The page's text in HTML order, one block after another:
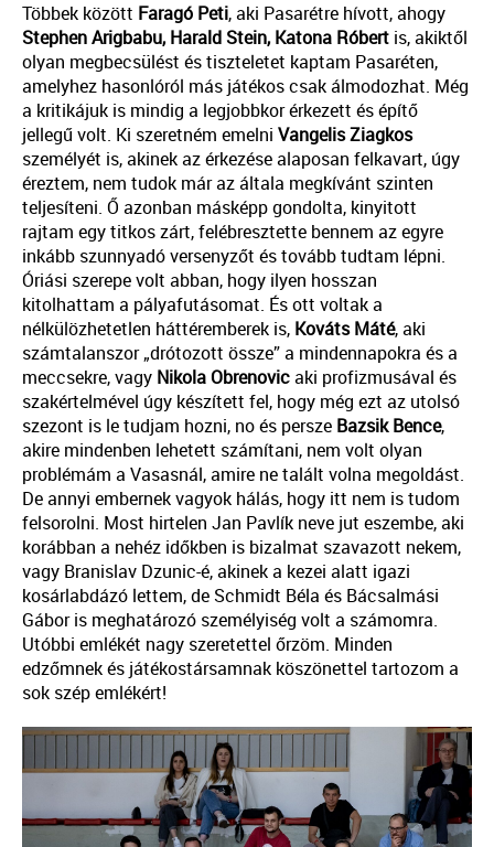
Többek között Faragó Peti, aki Pasarétre hívott, ahogy
Stephen Arigbabu, Harald Stein, Katona Róbert is, akiktől
olyan megbecsülést és tiszteletet kaptam Pasaréten,
amelyhez hasonlóról más játékos csak álmodozhat. Még
a kritikájuk is mindig a legjobbkor érkezett és építő
jellegű volt. Ki szeretném emelni Vangelis Ziagkos
személyét is, akinek az érkezése alaposan felkavart, úgy
éreztem, nem tudok már az általa megkívánt szinten
teljesíteni. Ő azonban másképp gondolta, kinyitott
rajtam egy titkos zárt, felébresztette bennem az egyre
inkább szunnyadó versenyzőt és tovább tudtam lépni.
Óriási szerepe volt abban, hogy ilyen hosszan
kitolhattam a pályafutásomat. És ott voltak a
nélkülözhetetlen háttéremberek is, Kováts Máté, aki
számtalanszor „drótozott össze” a mindennapokra és a
meccsekre, vagy NikolaObrenovicaki profizmusával és
szakértelmével úgy készített fel, hogy még ezt az utolsó
szezont is le tudjam hozni, no és persze Bazsik Bence,
akire mindenben lehetett számítani, nem volt olyan
problémám a Vasasnál, amire ne talált volna megoldást.
De annyi embernek vagyok hálás, hogy itt nem is tudom
felsorolni. Most hirtelen Jan Pavlík neve jut eszembe, aki
korábban a nehéz időkben is bizalmat szavazott nekem,
vagy Branislav Dzunic-é, akinek a kezei alatt igazi
kosárlabdázó lettem, de Schmidt Béla és Bácsalmási
Gábor is meghatározó személyiség volt a számomra.
Utóbbi emlékét nagy szeretettel őrzöm. Minden
edzőmnek és játékostársamnak köszönettel tartozom a
sok szép emlékért!